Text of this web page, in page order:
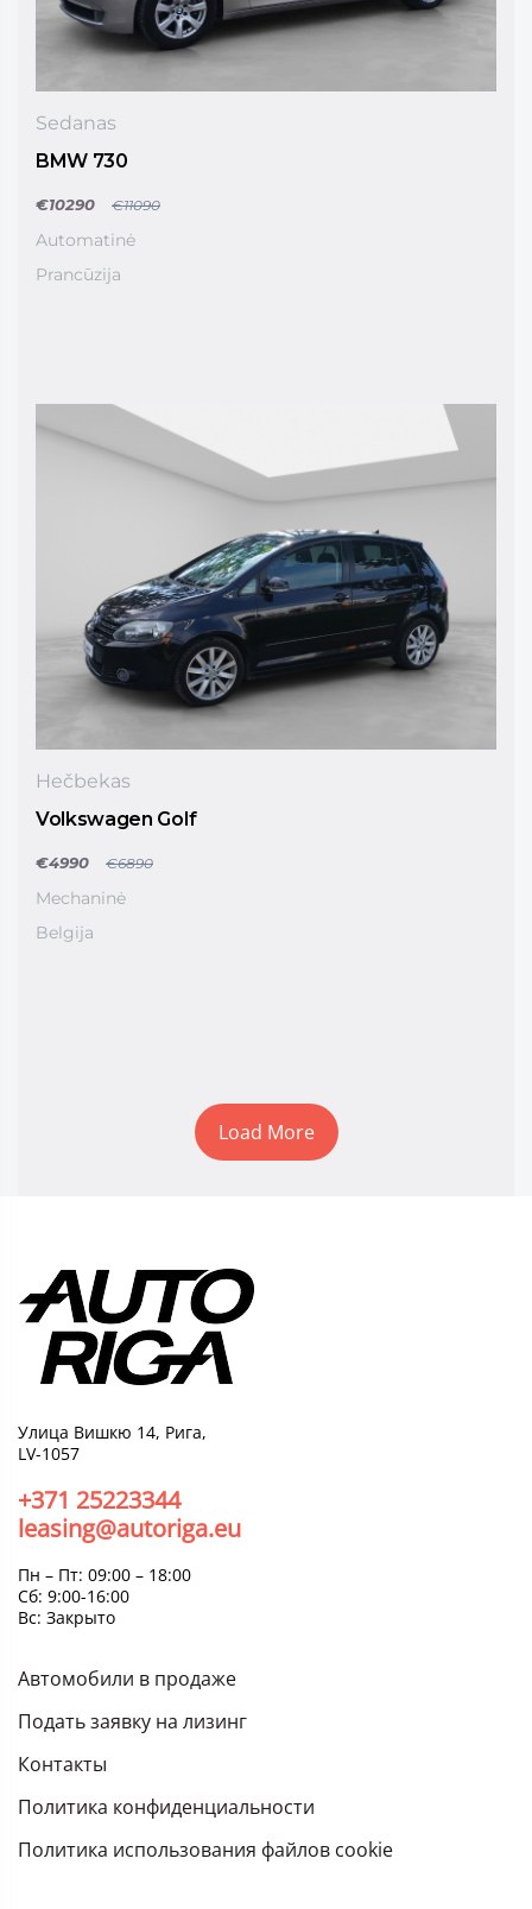
Sedanas
BMW 730
€10290 €11090
Automatinė
Prancūzija
Hečbekas
Volkswagen Golf
€4990 €6890
Mechaninė
Belgija
Load More
Улица Вишкю 14, Рига,
LV-1057
+371 25223344
leasing@autoriga.eu
Пн – Пт: 09:00 – 18:00
Сб: 9:00-16:00
Вс: Закрыто
Автомобили в продаже
Подать заявку на лизинг
Контакты
Политика конфиденциальности
Политика использования файлов cookie